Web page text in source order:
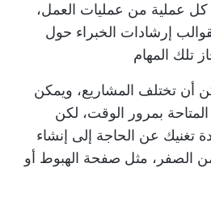
كل عملية من عمليات العمل،
إرشادات الخبراء حول
تلك المهام
أن تختلف المشاريع، ويمكن
بمرور الوقت، لكن
تغنيك عن الحاجة إلى إنشاء
الصفر، مثل صفحة الهبوط أو